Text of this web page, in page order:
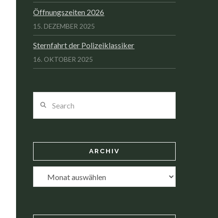
Öffnungszeiten 2026
15. DEZEMBER 2025
Sternfahrt der Polizeiklassiker
16. OKTOBER 2025
ARCHIV
Archiv